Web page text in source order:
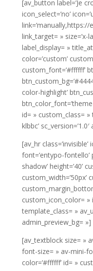
[av_button label=’Je
icon_select=’no’
link_target= » size=’x-
label_display= »
color=’custom’
custom_font=’#ffffff’
color-highlight’
id= » custom_class= »
klbbc’
[av_hr class=’invisible’
font=’entypo-fontello’
shadow’ height=’40’
custom_width=’50px’
custom_icon_color= »
template_class= »
admin_preview_bg= »]
[av_textblock size= »
font-size= » av-mini-
color=’#ffffff’ id= »